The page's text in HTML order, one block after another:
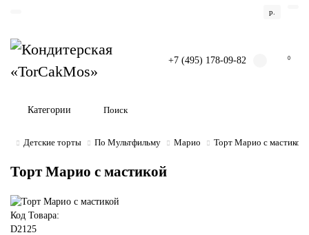
р.
+7 (495) 178-09-82 0
Категории
Детские торты По Мультфильму Марио Торт Марио с мастикой
Торт Марио с мастикой
Код Товара:
D2125